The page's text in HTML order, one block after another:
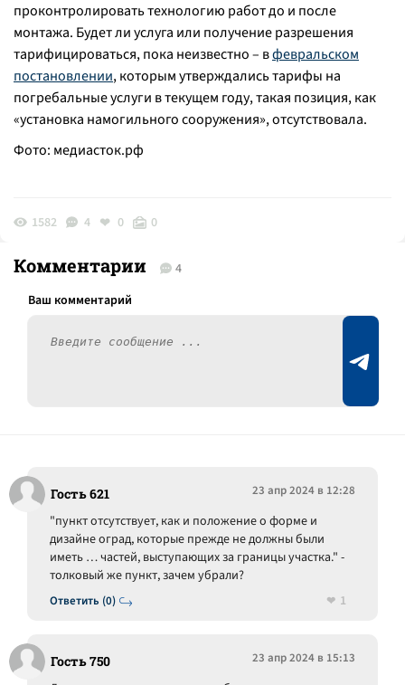
проконтролировать технологию работ до и после
монтажа. Будет ли услуга или получение разрешения
тарифицироваться, пока неизвестно – вфевральском
постановлении, которым утверждались тарифы на
погребальные услуги в текущем году, такая позиция, как
«установка намогильного сооружения», отсутствовала.
Фото: медиасток.рф
1582 4 0 0
Комментарии 4
Гость 621 23 апр 2024 в 12:28
Ответить (0)
"пункт отсутствует, как и положение о форме и
дизайне оград, которые прежде не должны были
иметь … частей, выступающих за границы участка." -
толковый же пункт, зачем убрали?
1
Гость 750 23 апр 2024 в 15:13